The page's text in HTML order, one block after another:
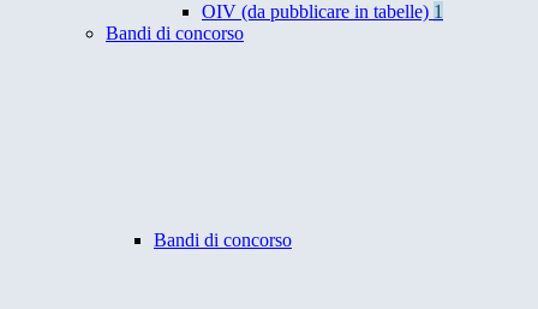
OIV (da pubblicare in tabelle) 1
Bandi di concorso
Bandi di concorso